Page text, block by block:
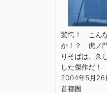
驚愕！ こん
か！？ 虎ノ
りそばは、久
した傑作だ！
2004年5月26
首都圏